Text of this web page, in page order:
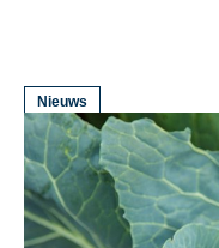
Nieuws